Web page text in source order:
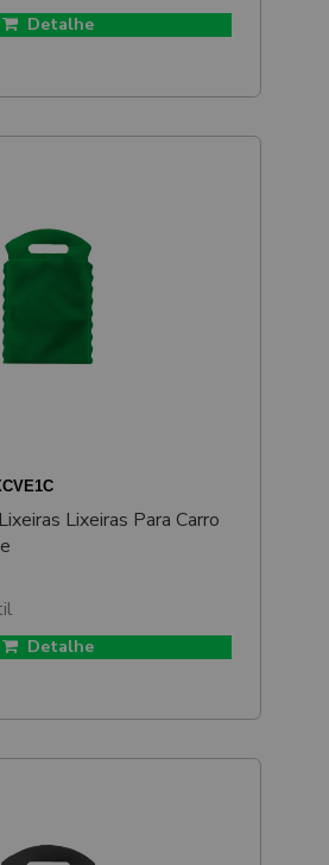
Detalhe
Lixeiras Para Carro
Detalhe